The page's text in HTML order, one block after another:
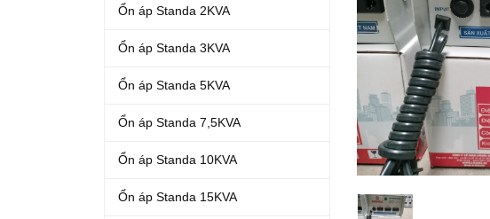
Ổn áp Standa 2KVA
Ổn áp Standa 3KVA
Ổn áp Standa 5KVA
Ổn áp Standa 7,5KVA
Ổn áp Standa 10KVA
Ổn áp Standa 15KVA